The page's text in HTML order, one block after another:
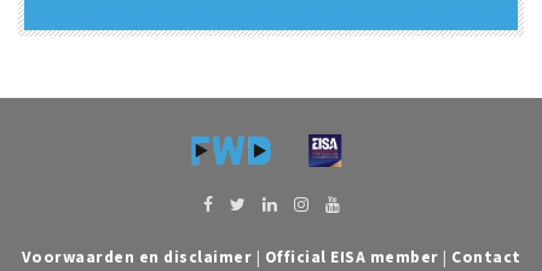
Voorwaarden en disclaimer | Official EISA member | Contact